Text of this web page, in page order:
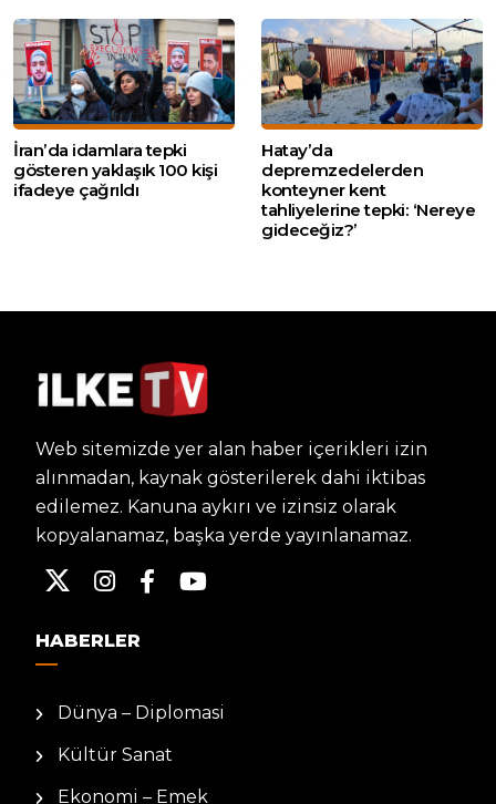
İran’da idamlara tepki
gösteren yaklaşık 100 kişi
ifadeye çağrıldı
Hatay’da
depremzedelerden
konteyner kent
tahliyelerine tepki: ‘Nereye
gideceğiz?’
Web sitemizde yer alan haber içerikleri izin
alınmadan, kaynak gösterilerek dahi iktibas
edilemez. Kanuna aykırı ve izinsiz olarak
kopyalanamaz, başka yerde yayınlanamaz.
HABERLER
Dünya – Diplomasi
Kültür Sanat
Ekonomi – Emek